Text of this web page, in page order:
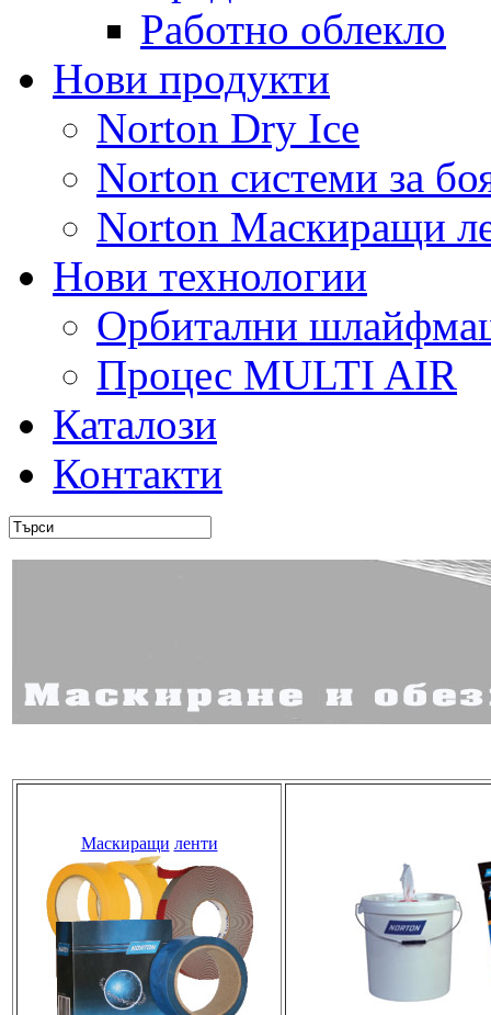
Работно облекло
Нови продукти
Norton Dry Ice
Norton системи за
Norton Маскиращи
Нови технологии
Орбитални
Процес MULTI AIR
Каталози
Контакти
Маскиращи ленти